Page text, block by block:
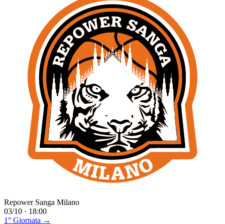
Repower Sanga Milano
03/10 · 18:00
1° Giornata →